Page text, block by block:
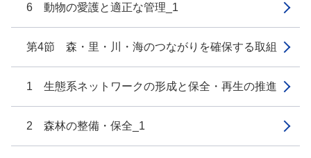
6 動物の愛護と適正な管理_1
第4節 森・里・川・海のつながりを確保する取組
1 生態系ネットワークの形成と保全・再生の推進
2 森林の整備・保全_1